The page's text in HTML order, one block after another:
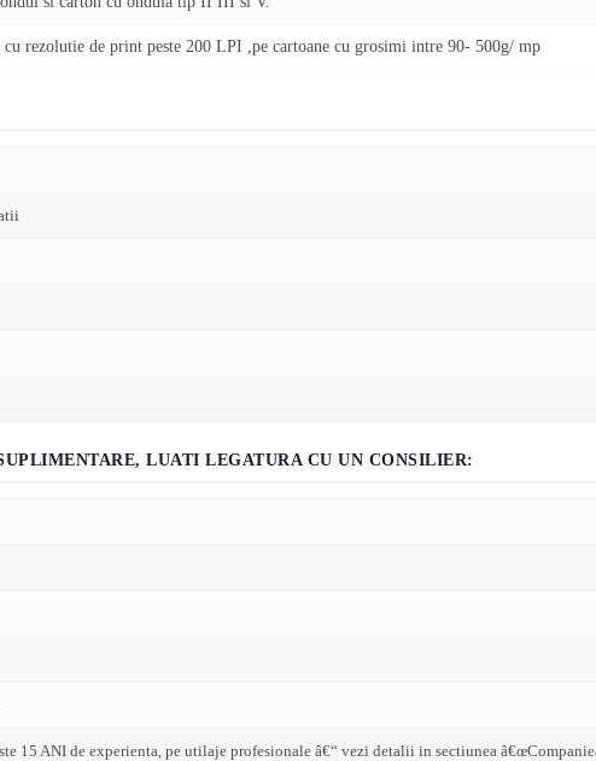
rezolutie de print peste 200 LPI ,pe cartoane cu grosimi intre 90- 500g/ mp
LUATI LEGATURA CU UN CONSILIER:
15 ANI de experienta, pe utilaje profesionale â€“ vezi detalii in sectiunea